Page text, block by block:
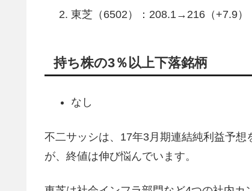
東芝（6502）：208.1→216（+7.9）
持ち株の3％以上下落銘柄
なし
不二サッシは、17年3月期連結純利益予
が、終値は伸び悩んでいます。